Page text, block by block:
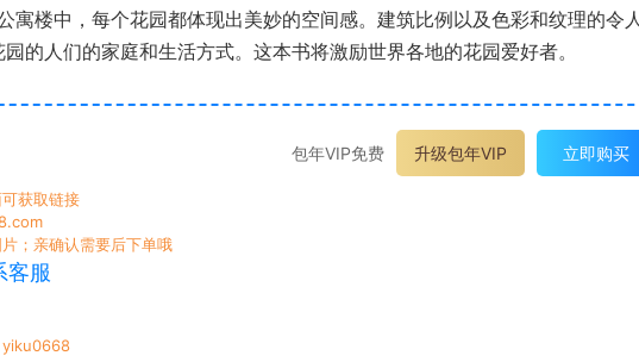
寓楼中，每个花园都体现出美妙的空间感。建筑比例以及色彩和纹理的令
的人们的家庭和生活方式。这本书将激励世界各地的花园爱好者。
包年VIP免费 升级包年VIP 立即购买
获取链接
；亲确认需要后下单哦
客服
yiku0668